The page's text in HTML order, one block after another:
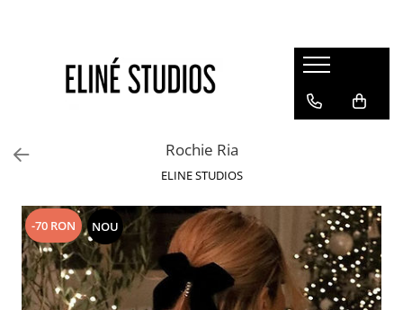
Best Sellers
Rochii
Pantaloni
Fuste
Topuri
Seturi
Rochie Ria
ELINE STUDIOS
-70 RON NOU